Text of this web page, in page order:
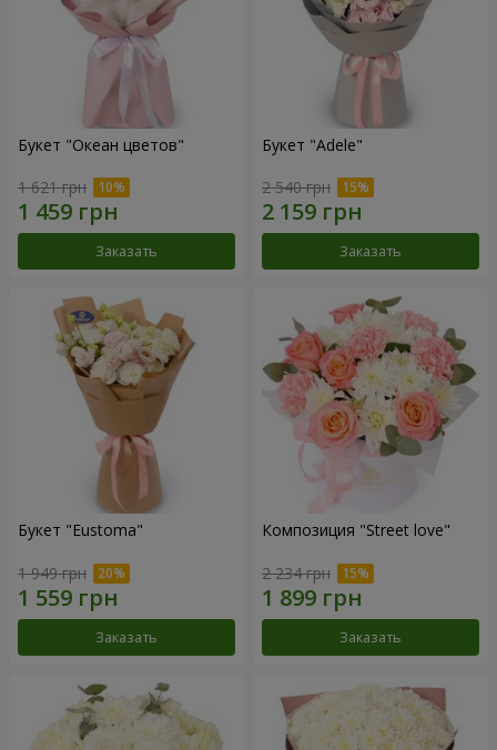
Букет "Океан цветов"
1 621 грн
Заказать
Букет "Adele"
2 540 грн
Заказать
Букет "Eustoma"
1 949 грн
Заказать
Композиция "Street love"
2 234 грн
Заказать